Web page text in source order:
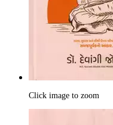
Click image to zoom